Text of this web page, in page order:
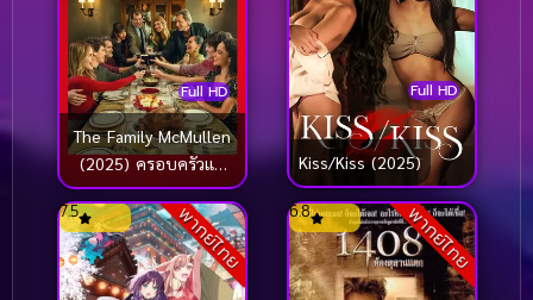
Full HD
The Family McMullen
(2025) ครอบครัวแม็
คมัลเลน: สานใยรัก ที่พัก
ใจ
Full HD
Kiss/Kiss (2025)
พากย์ไทย
7.5 พากย์ไทย
6.8